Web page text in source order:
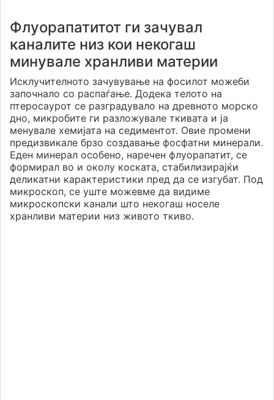
Флуорапатитот ги зачувал
каналите низ кои некогаш
минувале хранливи материи
Исклучителното зачувување на фосилот можеби
започнало со распаѓање. Додека телото на
птеросаурот се разградувало на древното морско
дно, микробите ги разложувале ткивата и ја
менувале хемијата на седиментот. Овие промени
предизвикале брзо создавање фосфатни минерали.
Еден минерал особено, наречен флуорапатит, се
формирал во и околу коската, стабилизирајќи
деликатни карактеристики пред да се изгубат. Под
микроскоп, се уште можевме да видиме
микроскопски канали што некогаш носеле
хранливи материи низ живото ткиво.